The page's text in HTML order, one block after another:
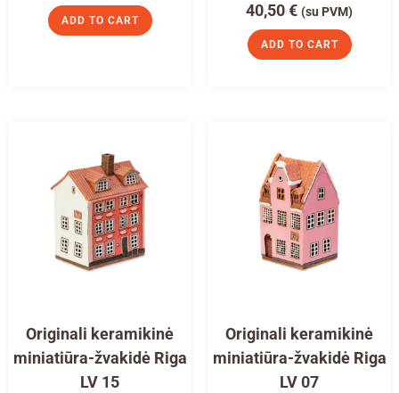
ADD TO CART
40,50€ (su PVM)
ADD TO CART
Originali keramikinė
miniatiūra-žvakidė Riga
LV 15
Originali keramikinė
miniatiūra-žvakidė Riga
LV 07